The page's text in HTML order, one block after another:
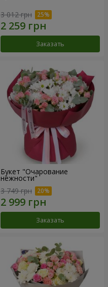
3 012 грн
Заказать
Букет "Очарование
нежности"
3 749 грн
Заказать